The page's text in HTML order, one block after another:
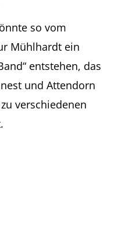
so vom
Mühlhardt ein
entstehen, das
und Attendorn
verschiedenen